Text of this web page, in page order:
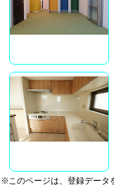
※このページは、登録データ